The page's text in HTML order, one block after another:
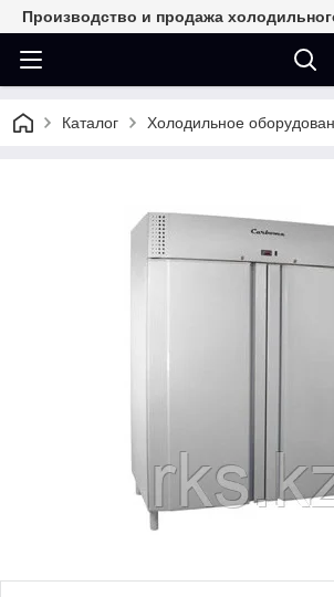
Производство и продажа
Каталог Холодильное